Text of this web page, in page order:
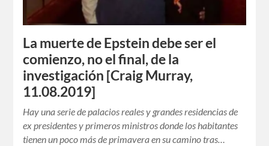
La muerte de Epstein debe ser el
comienzo, no el final, de la
investigación [Craig Murray,
11.08.2019]
Hay una serie de palacios reales y grandes residencias de
ex presidentes y primeros ministros donde los habitantes
tienen un poco más de primavera en su camino tras…